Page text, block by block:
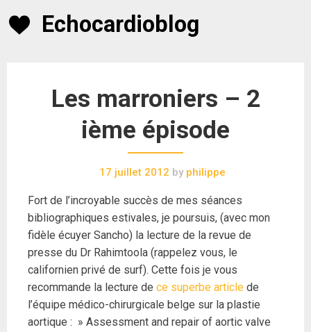
Echocardioblog
Les marroniers – 2
ième épisode
17 juillet 2012 by philippe
Fort de l’incroyable succès de mes séances
bibliographiques estivales, je poursuis, (avec mon
fidèle écuyer Sancho) la lecture de la revue de
presse du Dr Rahimtoola (rappelez vous, le
californien privé de surf). Cette fois je vous
recommande la lecture de ce superbe article de
l’équipe médico-chirurgicale belge sur la plastie
aortique : » Assessment and repair of aortic valve